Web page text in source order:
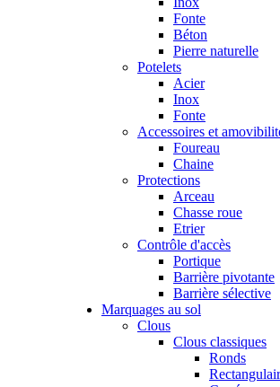
Fonte
Béton
Pierre naturelle
Potelets
Acier
Inox
Fonte
Accessoires et
Foureau
Chaine
Protections
Arceau
Chasse roue
Etrier
Contrôle d'accès
Portique
Barrière pivotante
Barrière sélective
Marquages au sol
Clous
Clous classiques
Ronds